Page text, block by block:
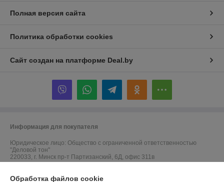
Полная версия сайта
Политика обработки cookies
Сайт создан на платформе Deal.by
Информация для покупателя
Юридическое лицо: Общество с ограниченной ответственностью
"Деловой тон"
220033, г. Минск пр-т Партизанский, 6Д, офис 311в
Обработка файлов cookie